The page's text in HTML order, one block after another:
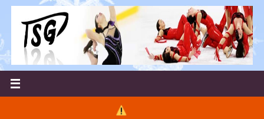
Passer
contenu